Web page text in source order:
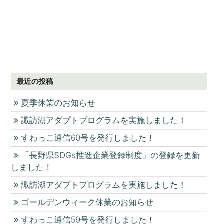
最近の投稿
夏季休業のお知らせ
諏訪湖アダプトプログラムを実施しました！
すわっこ通信60号を発行しました！
「長野県SDGs推進企業登録制度」の登録を更新
しました！
諏訪湖アダプトプログラムを実施しました！
ゴールデンウィーク休業のお知らせ
すわっこ通信59号を発行しました！